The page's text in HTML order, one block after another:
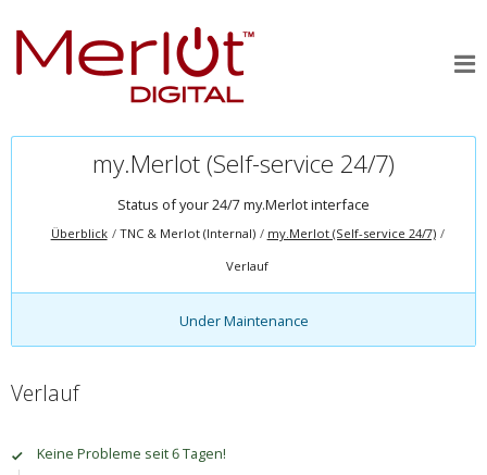
my.Merlot (Self-service 24/7)
Status of your 24/7 my.Merlot interface
Überblick TNC & Merlot (Internal)
my.Merlot (Self-service 24/7)
Verlauf
Under Maintenance
Verlauf
Keine Probleme seit 6 Tagen!